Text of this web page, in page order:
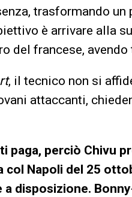
trasformando un
è arrivare alla
del francese,
, il tecnico non si
attaccanti,
paga, perciò Chivu
Napoli del 25
disposizione.